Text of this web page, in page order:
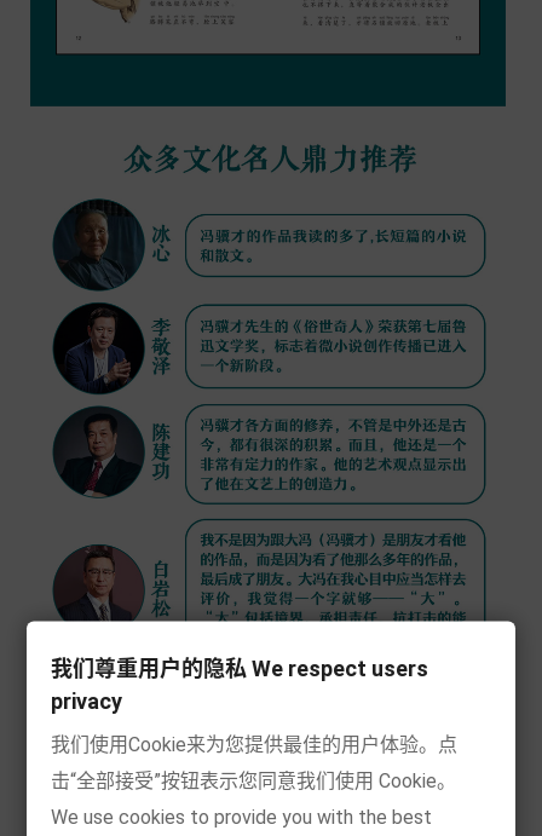
我们尊重用户的隐私 We respect users
privacy
我们使用Cookie来为您提供最佳的用户体验。点
击“全部接受”按钮表示您同意我们使用 Cookie。
We use cookies to provide you with the best